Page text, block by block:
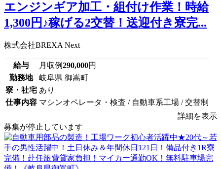
エンジンギア加工・組付け作業！時給
1,300円♪稼げる2交替！送迎付き寮完...
株式会社BREXA Next
給与 月収例290,000円
勤務地
岐阜県 御嵩町
寮・社宅 あり
仕事内容 マシンオペレータ・検査 / 自動車系工場 / 交替制
詳細を表示
募集が停止しています